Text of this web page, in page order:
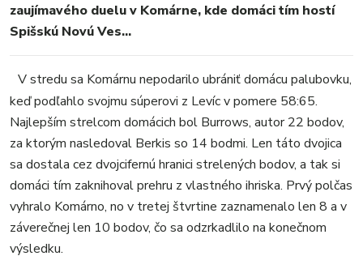
REGIÓN
FOTKY
VIDEO
MIX
zaujímavého duelu v Komárne, kde domáci tím hostí
Spišskú Novú Ves…
V stredu sa Komárnu nepodarilo ubrániť domácu palubovku,
keď podľahlo svojmu súperovi z Levíc v pomere 58:65.
Najlepším strelcom domácich bol Burrows, autor 22 bodov,
za ktorým nasledoval Berkis so 14 bodmi. Len táto dvojica
sa dostala cez dvojcifernú hranici strelených bodov, a tak si
domáci tím zaknihoval prehru z vlastného ihriska. Prvý polčas
vyhralo Komárno, no v tretej štvrtine zaznamenalo len 8 a v
záverečnej len 10 bodov, čo sa odzrkadlilo na konečnom
výsledku.